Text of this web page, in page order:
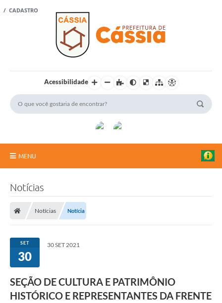
/ CADASTRO
Acessibilidade
MENU
Rádio Cultura FM
Prefeitura
Publicações Oficiais
Educação
Notícias
Notícias Notícia
SET
30
30 SET 2021
SEÇÃO DE CULTURA E PATRIMÔNIO
HISTÓRICO E REPRESENTANTES DA FRENTE